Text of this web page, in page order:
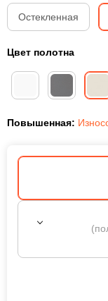
Остекленная
Цвет полотна
Повышенная: